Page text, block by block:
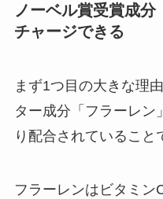
ノーベル賞受賞成
チャージできる
まず1つ目の大きな理
ター成分「フラーレン
り配合されていること
フラーレンはビタミン